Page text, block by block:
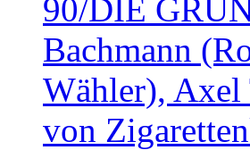
90/DIE
Bachmann
Wähler), Axel
von